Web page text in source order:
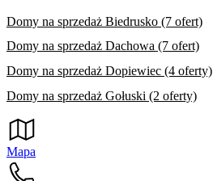
Domy na sprzedaż Biedrusko (7 ofert)
Domy na sprzedaż Dachowa (7 ofert)
Domy na sprzedaż Dopiewiec (4 oferty)
Domy na sprzedaż Gołuski (2 oferty)
Mapa